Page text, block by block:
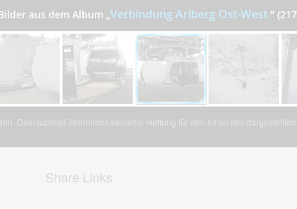
aus dem Album „Verbindung Arlberg Ost-West ”
Directupload übernimmt keinerlei Haftung für den Inhalt des
Share Links